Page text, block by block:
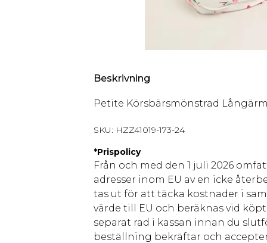
Beskrivning
Petite Körsbärsmönstrad
SKU: HZZ41019-173-24
*Prispolicy
Från och med den 1 juli 2026
adresser inom EU av en icke
tas ut för att täcka kostnader i
värde till EU och beräknas vid
separat rad i kassan innan du
beställning bekräftar och